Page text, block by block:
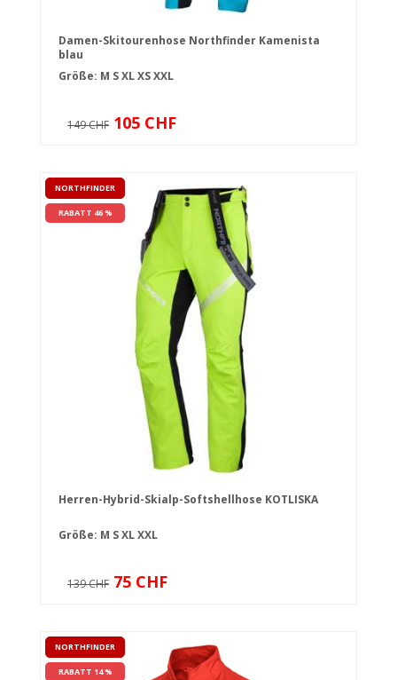
Damen-Skitourenhose Northfinder Kamenista
blau
Größe: M SXLXSXXL
149 CHF 105 CHF
NORTHFINDER
RABATT 46 %
Herren-Hybrid-Skialp-Softshellhose KOTLISKA
Größe: M SXLXXL
139 CHF 75 CHF
NORTHFINDER
RABATT 14 %